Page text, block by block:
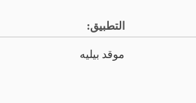
التطبيق:
موقد بيليه